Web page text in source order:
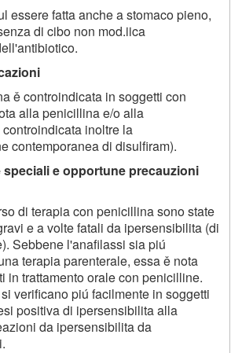
essere fatta anche a stomaco pieno,
di cibo non mod.iica
ě controindicata in soggetti con
alla penicillina e/o alla
inoltre la
contemporanea di disulfiram).
speciali e opportune precauzioni
di terapia con penicillina sono state
e a volte fatali da ipersensibilita (di
Sebbene l'anafilassi sia piú
terapia parenterale, essa ě nota
in trattamento orale con penicilline.
verificano piú facilmente in soggetti
positiva di ipersensibilita alla
da ipersensibilita da